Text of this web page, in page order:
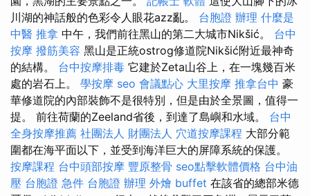
川湖的神話般的色彩令人眼花azz亂。 台胞證 辦理 什麼是
中醫 推拿 中午，我們前往黑山的第二大城市Nikšić。 台中
按摩 撥筋美容 黑山是正統ostrog修道院Nikšić附近最神奇
的結構。 台中按摩排毒 它建於Zeta山谷上，在一塊幾百米
處的岩石上。 學按摩 seo 會議點心 大里按摩 推拿台中 豪
華修道院的內部裝飾不是很特別，但是由於全景圖，值得一
提。 前往荷蘭的Zeeland省後，到達了島嶼和水域。 台中
全身按摩推薦 社團法人 財團法人 穴道按摩課程 大部分範
圍都在海平面以下，並受到海洋巨大的屏障系統的保護。
按摩課程 台中頭部按摩 豐原整骨 seo點擊軟體價格 台中油
壓 台胞證 急件 台胞證 辦理 外燴 buffet 在該省的總部米德